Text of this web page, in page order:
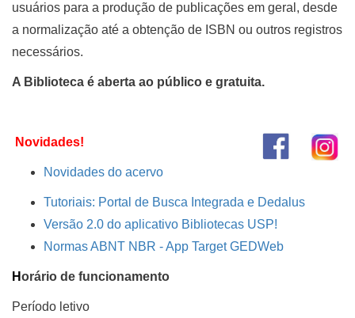
usuários para a produção de publicações em geral, desde
a normalização até a obtenção de ISBN ou outros registros
necessários.
A Biblioteca é aberta ao público e gratuita.
Novidades!
Novidades do acervo
Tutoriais: Portal de Busca Integrada e Dedalus
Versão 2.0 do aplicativo Bibliotecas USP!
Normas ABNT NBR - App Target GEDWeb
Horário de funcionamento
Período letivo